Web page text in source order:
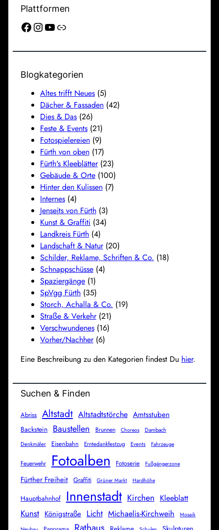
Plattformen
Facebook Instagram YouTube Link
Blogkategorien
Altes trifft Neues(5)
Dächer & Fassaden(42)
Dies & Das(26)
Feste & Events(21)
Fotospielereien(9)
Fürth von oben(17)
Fürth's Kleeblätter(23)
Gebäude & Orte(100)
Hinter den Kulissen(7)
Internes(4)
Jenseits von Fürth(3)
Kunst & Graffiti (34)
Landkreis Fürth(4)
Landschaft & Natur(20)
Schilder, Reklame, Schriften & Co. (18)
Schnappschüsse(4)
Spaziergänge(1)
SpVgg Fürth(35)
Storch, Achalla & Co. (19)
Straße & Verkehr(21)
Verschwundenes(16)
Vorher/Nachher(6)
Eine Beschreibung zu den Kategorien findest Du hier.
Suchen & Finden
Abriss Altstadt Altstadtstörche Amtsstuben
Backstein Baustellen Brunnen Choreos
Dambach
Denkmäler
Eisenbahn Erntedankfestzug Events Fahrzeuge
Feuerwehr Fotoalben Fotoserie Fußgängerzone
Fürther Freiheit Graffiti Grüner Markt Hardhöhe
Hauptbahnhof Innenstadt Kirchen Kleeblatt
Kunst Königstraße Licht Michaelis-Kirchweih
Mosaik